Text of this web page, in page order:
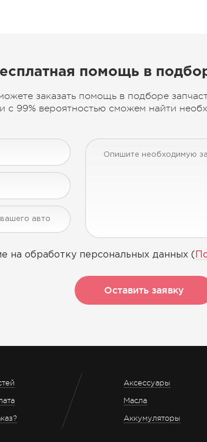
помощь в
заказать помощь в подборе
с 99% вероятностью сможем найти
на обработку персональных данных (
Оставить заявку
Аксессуары
Масла
Аккумуляторы